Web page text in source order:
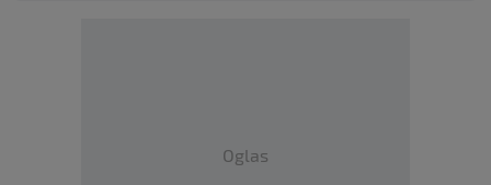
Oglas